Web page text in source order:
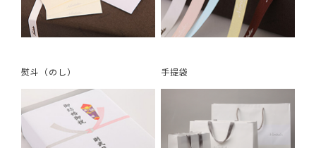
熨斗（のし） 手提袋